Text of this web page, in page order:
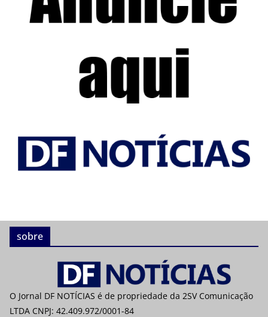
sobre
O Jornal DF NOTÍCIAS é de propriedade da 2SV Comunicação
LTDA CNPJ: 42.409.972/0001-84